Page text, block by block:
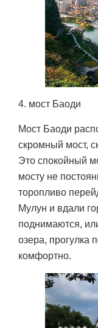
4. мост Баоди
Мост Баоди
скромный мост,
Это спокойный
мосту не
торопливо
Мулун и вдали
поднимаются,
озера, прогулка
комфортно.